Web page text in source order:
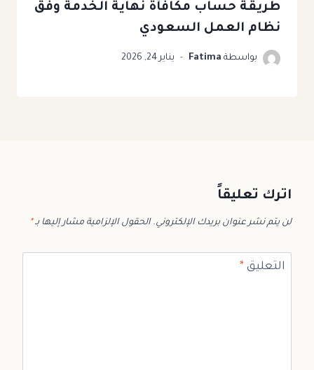
طريقة حساب مكافأة نهاية الخدمة وفق
نظام العمل السعودي
بواسطة Fatima يناير 24, 2026
اترك تعليقاً
لن يتم نشر عنوان بريدك الإلكتروني. الحقول الإلزامية مشار إليها بـ*
التعليق *